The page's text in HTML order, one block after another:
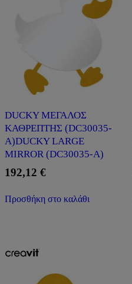
DUCKY ΜΕΓΑΛΟΣ
ΚΑΘΡΕΠΤΗΣ (DC30035-
A)DUCKY LARGE
MIRROR (DC30035-A)
192,12 €
Προσθήκη στο καλάθι